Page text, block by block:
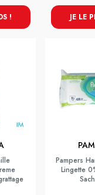
! JE LE
Pampers
Lingette